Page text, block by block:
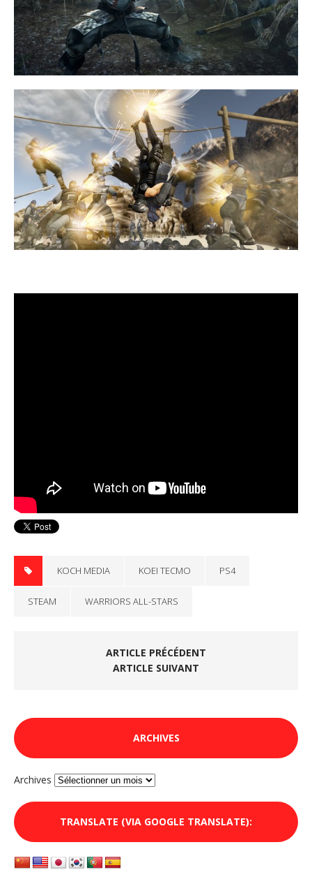
KOCH MEDIA KOEI TECMO PS4
STEAM WARRIORS ALL-STARS
ARTICLE PRÉCÉDENT
ARTICLE SUIVANT
ARCHIVES
Archives
TRANSLATE (VIA GOOGLE TRANSLATE):